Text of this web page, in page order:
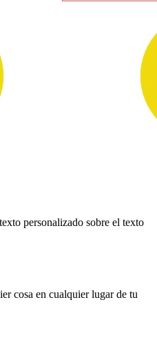
personalizado sobre el texto
cosa en cualquier lugar de tu